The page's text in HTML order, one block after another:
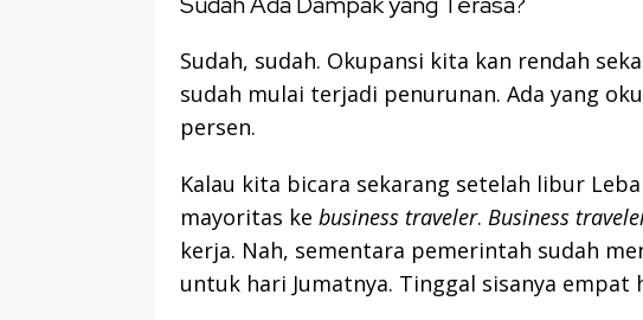
Sudah, sudah. Okupansi kita kan rendah
sudah mulai terjadi penurunan. Ada yang
persen.
Kalau kita bicara sekarang setelah libur
mayoritas ke business traveler. Business
kerja. Nah, sementara pemerintah sudah
untuk hari Jumatnya. Tinggal sisanya empat